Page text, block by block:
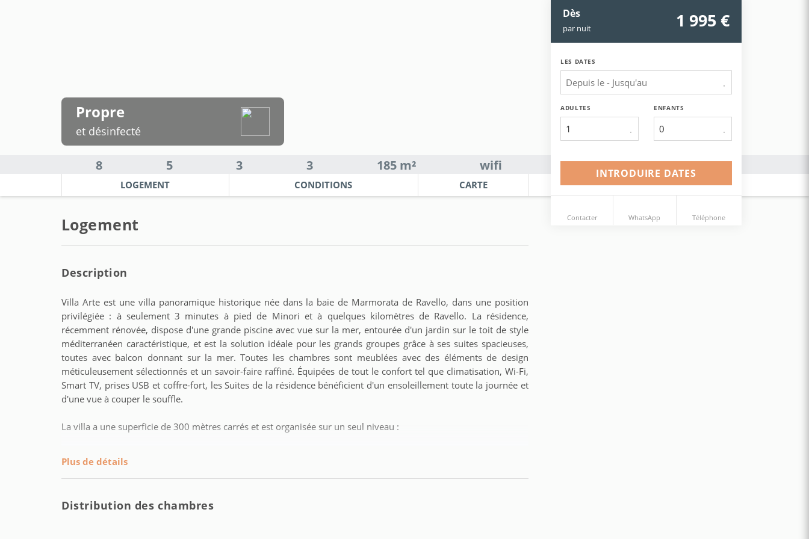
Propre
et désinfecté
8 5 3 3 185 m² wifi
LOGEMENT CONDITIONS CARTE
Dès
par nuit 1 995 €
LES DATES
ADULTES
1
ENFANTS
INTRODUIRE DATES
Contacter WhatsApp Téléphone
Logement
Description
Villa Arte est une villa panoramique historique née dans la baie de Marmorata de Ravello, dans une position
privilégiée : à seulement 3 minutes à pied de Minori et à quelques kilomètres de Ravello. La résidence,
récemment rénovée, dispose d'une grande piscine avec vue sur la mer, entourée d'un jardin sur le toit de style
méditerranéen caractéristique, et est la solution idéale pour les grands groupes grâce à ses suites spacieuses,
toutes avec balcon donnant sur la mer. Toutes les chambres sont meublées avec des éléments de design
méticuleusement sélectionnés et un savoir-faire raffiné. Équipées de tout le confort tel que climatisation, Wi-Fi,
Smart TV, prises USB et coffre-fort, les Suites de la résidence bénéficient d'un ensoleillement toute la journée et
d'une vue à couper le souffle.
La villa a une superficie de 300 mètres carrés et est organisée sur un seul niveau :
conçu pour être un lieu d'événements (à convenir à l'avance avec la propriété, moyennant des frais
supplémentaires) ;
pour 8 personnes ;
Plus de détails
Distribution des chambres